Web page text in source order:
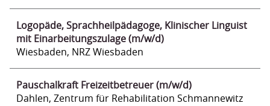
Logopäde, Sprachheilpädagoge, Klinischer Linguist
mit Einarbeitungszulage (m/w/d)
Wiesbaden, NRZ Wiesbaden
Pauschalkraft Freizeitbetreuer (m/w/d)
Dahlen, Zentrum für Rehabilitation Schmannewitz